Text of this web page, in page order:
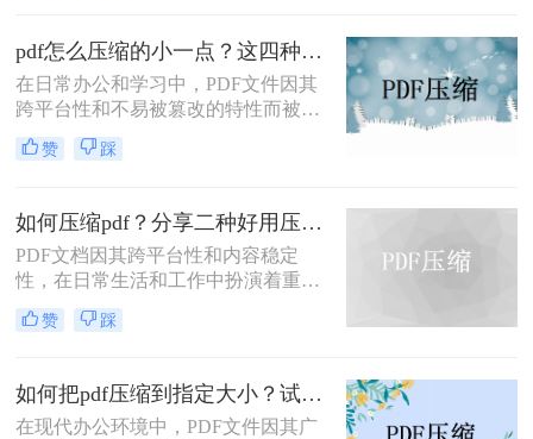
有效的PDF压缩方法。
pdf怎么压缩的小一点？这四种压缩方法了解一下
在日常办公和学习中，PDF文件因其
跨平台性和不易被篡改的特性而被广
泛使用。然而，有时PDF文件过大，
会给传输和存储带来不便。那么pdf怎
将PDF压缩得更小的方法。
赞 踩
如何压缩pdf？分享二种好用压缩方法！
PDF文档因其跨平台性和内容稳定
性，在日常生活和工作中扮演着重要
角色。然而，有时PDF文件过大，会
影响传输速度或占用过多存储空间。
压缩PDF的方法。
赞 踩
如何把pdf压缩到指定大小？试试这4种压缩方法！
在现代办公环境中，PDF文件因其广